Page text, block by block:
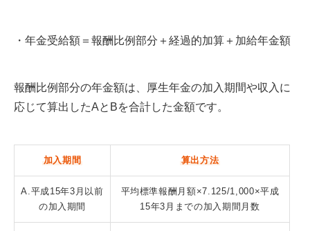
・年金受給額＝報酬比例部分＋経過的加算＋加給年金額
報酬比例部分の年金額は、厚生年金の加入期間や収入に
応じて算出したAとBを合計した金額です。
加入期間 算出方法
A.平成15年3月以前
の加入期間
平均標準報酬月額×7.125/1,000×平成
15年3月までの加入期間月数